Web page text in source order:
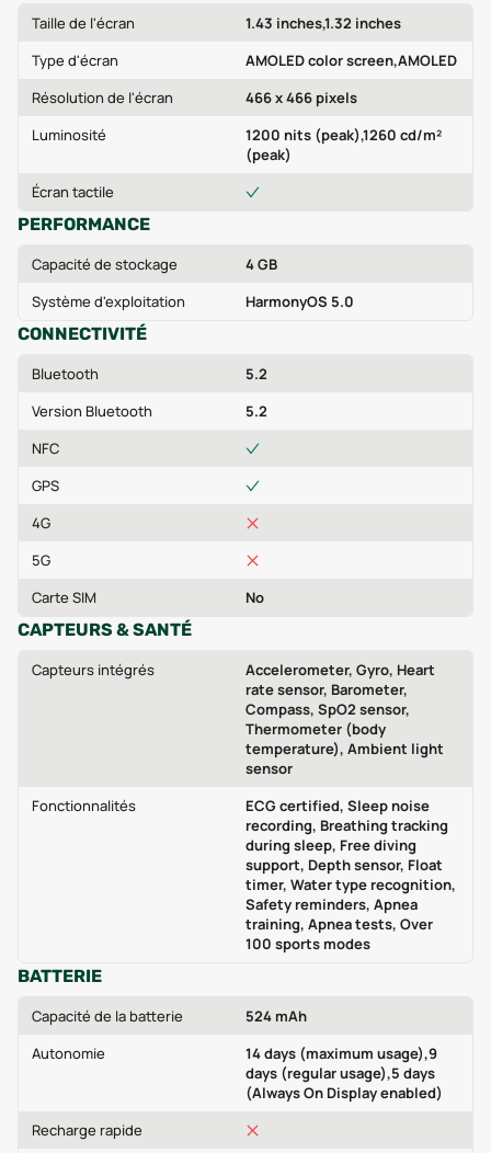
Taille de l'écran
1.43 inches,1.32 inches
Type d'écran
AMOLED color screen,AMOLED
Résolution de l'écran
466 x 466 pixels
Luminosité
1200 nits (peak),1260 cd/m²
(peak)
Écran tactile
PERFORMANCE
Capacité de stockage
4 GB
Système d'exploitation
HarmonyOS 5.0
CONNECTIVITÉ
Bluetooth
5.2
Version Bluetooth
5.2
NFC
GPS
4G
5G
Carte SIM
No
CAPTEURS & SANTÉ
Capteurs intégrés
Accelerometer, Gyro, Heart
rate sensor, Barometer,
Compass, SpO2 sensor,
Thermometer (body
temperature), Ambient light
sensor
Fonctionnalités
ECG certified, Sleep noise
recording, Breathing tracking
during sleep, Free diving
support, Depth sensor, Float
timer, Water type recognition,
Safety reminders, Apnea
training, Apnea tests, Over
100 sports modes
BATTERIE
Capacité de la batterie
524 mAh
Autonomie
14 days (maximum usage),9
days (regular usage),5 days
(Always On Display enabled)
Recharge rapide